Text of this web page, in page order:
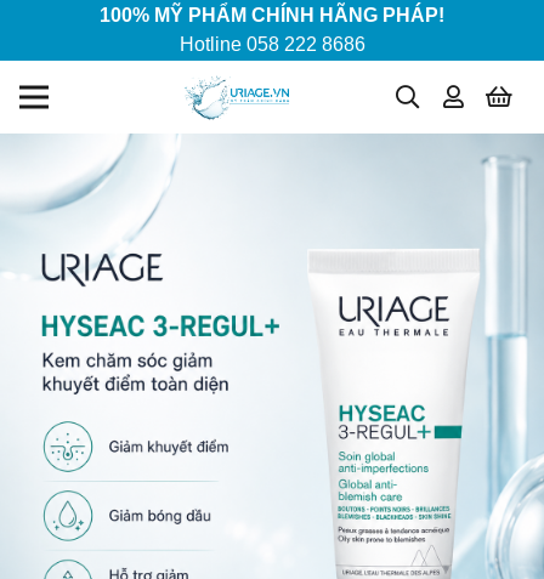
100% MỸ PHẨM CHÍNH HÃNG PHÁP!
Hotline 058 222 8686